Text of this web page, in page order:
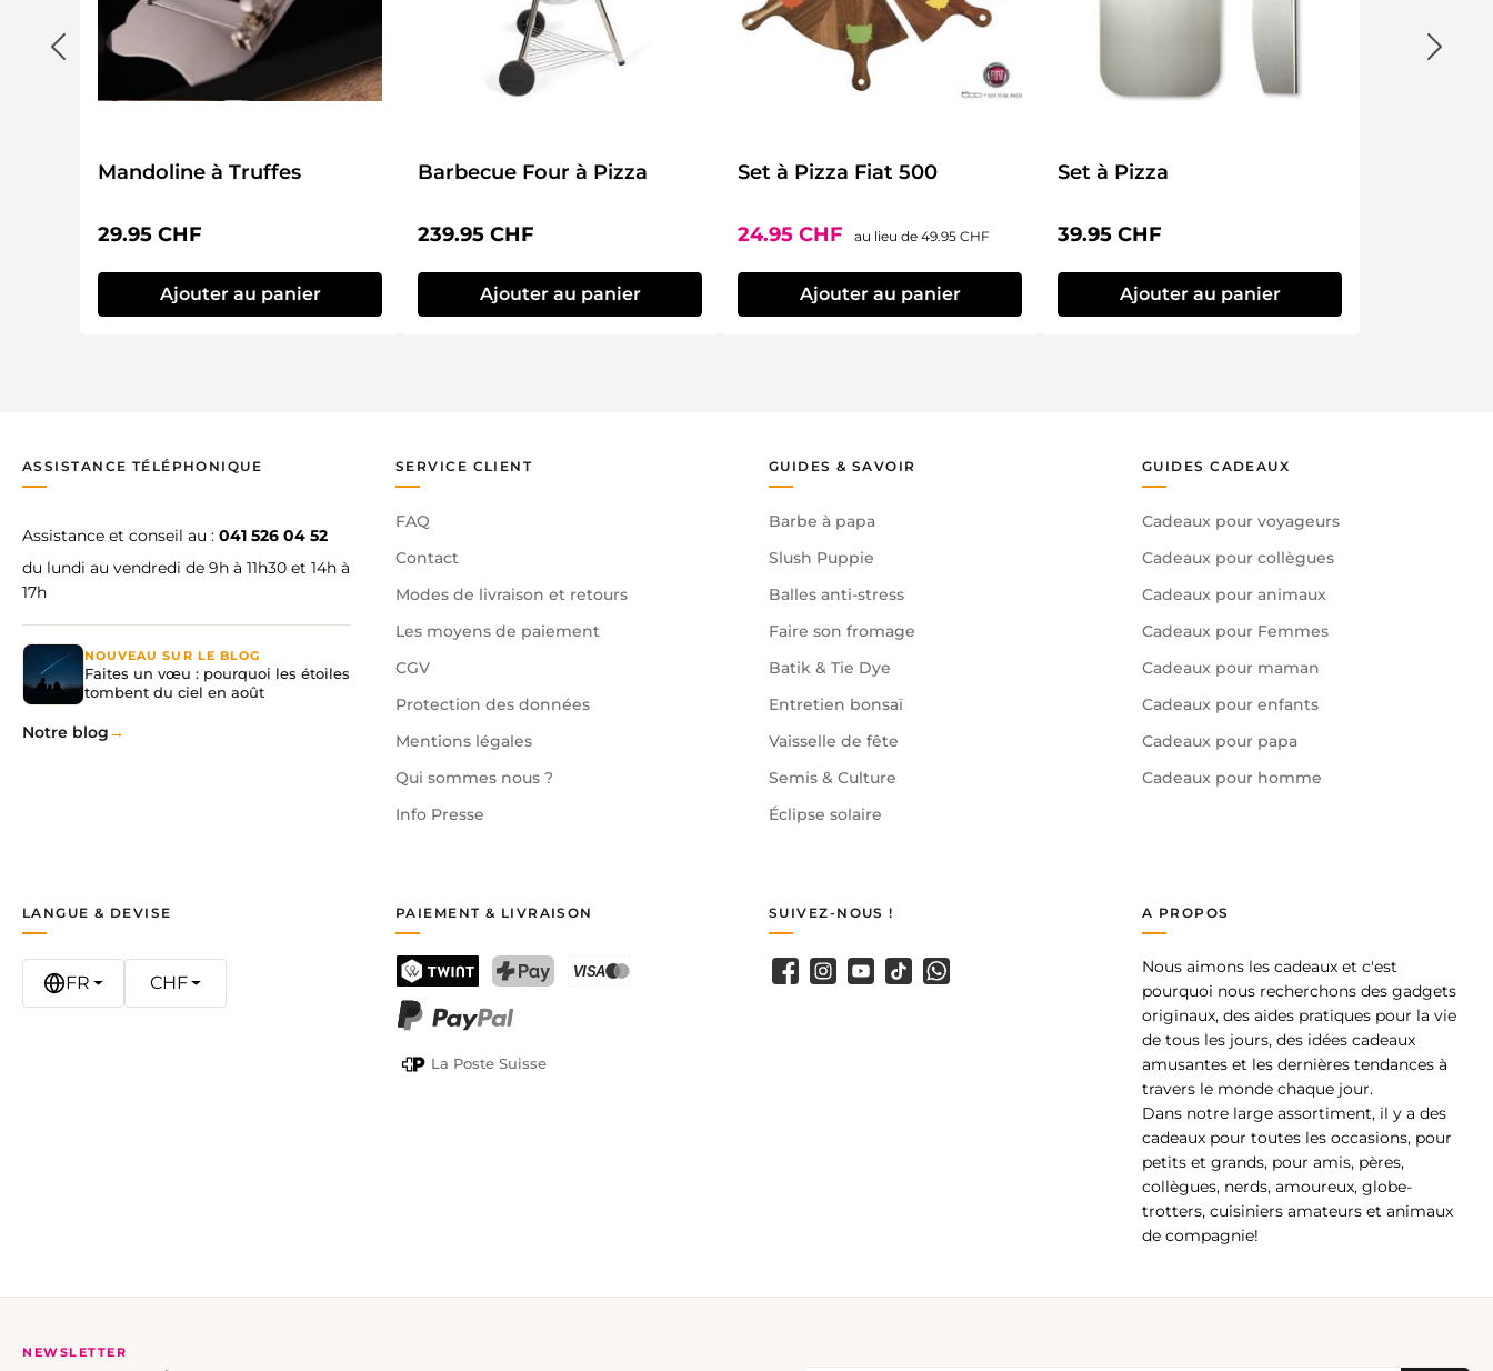
Mandoline à Truffes
Prix régulier :
29.95 CHF
Ajouter au panier
Barbecue Four à Pizza
Prix régulier :
239.95 CHF
Ajouter au panier
Set à Pizza Fiat 500
Prix de vente :
24.95 CHF au lieu de Prix régulier :
49.95 CHF
Ajouter au panier
Set à Pizza
Prix régulier :
39.95 CHF
Ajouter au panier
ASSISTANCE TÉLÉPHONIQUE
Assistance et conseil au : 041 526 04 52
du lundi au vendredi de 9h à 11h30 et 14h à
17h
NOUVEAU SUR LE BLOG
Faites un vœu : pourquoi les étoiles
tombent du ciel en août
Notre blog
SERVICE CLIENT
FAQ
Contact
Modes de livraison et retours
Les moyens de paiement
CGV
Protection des données
Mentions légales
Qui sommes nous ?
Info Presse
GUIDES & SAVOIR
Barbe à papa
Slush Puppie
Balles anti-stress
Faire son fromage
Batik & Tie Dye
Entretien bonsaï
Vaisselle de fête
Semis & Culture
Éclipse solaire
GUIDES CADEAUX
Cadeaux pour voyageurs
Cadeaux pour collègues
Cadeaux pour animaux
Cadeaux pour Femmes
Cadeaux pour maman
Cadeaux pour enfants
Cadeaux pour papa
Cadeaux pour homme
A PROPOS
Nous aimons les cadeaux et c'est
pourquoi nous recherchons des gadgets
originaux, des aides pratiques pour la vie
de tous les jours, des idées cadeaux
amusantes et les dernières tendances à
travers le monde chaque jour.
Dans notre large assortiment, il y a des
cadeaux pour toutes les occasions, pour
petits et grands, pour amis, pères,
collègues, nerds, amoureux, globe-
trotters, cuisiniers amateurs et animaux
de compagnie!
PAIEMENT & LIVRAISON
TWINT
La Poste Suisse
LANGUE & DEVISE
FR CHF
SUIVEZ-NOUS !
Facebook
Instagram
YouTubeTikTokWhatsApp
NEWSLETTER